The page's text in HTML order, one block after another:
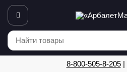
8-800-505-8-205|